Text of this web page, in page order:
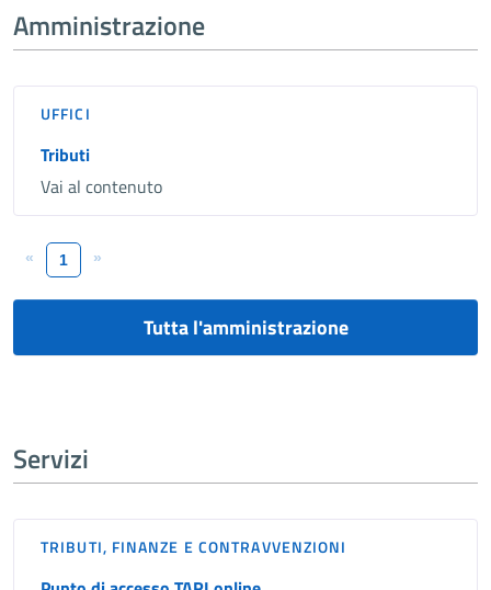
Amministrazione
UFFICI
Tributi
Vai al contenuto
« 1 »
Tutta l'amministrazione
Servizi
TRIBUTI, FINANZE E CONTRAVVENZIONI